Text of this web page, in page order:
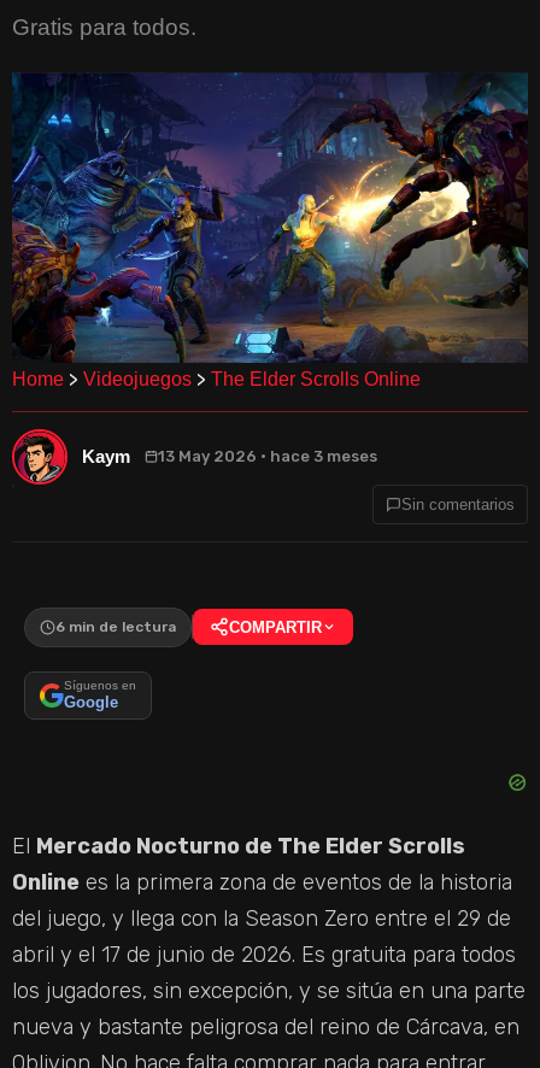
Gratis para todos.
Home > Videojuegos > The Elder Scrolls Online
Kaym 13 May 2026 · hace 3 meses
Sin comentarios
6 min de lectura COMPARTIR
Síguenos en
Google
El Mercado Nocturno de The Elder Scrolls
Online es la primera zona de eventos de la historia
del juego, y llega con la Season Zero entre el 29 de
abril y el 17 de junio de 2026. Es gratuita para todos
los jugadores, sin excepción, y se sitúa en una parte
nueva y bastante peligrosa del reino de Cárcava, en